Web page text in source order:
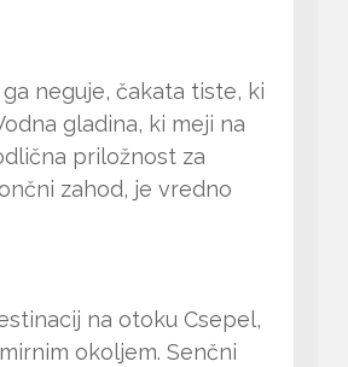
neguje, čakata tiste, ki
gladina, ki meji na
priložnost za
zahod, je vredno
na otoku Csepel,
okoljem. Senčni